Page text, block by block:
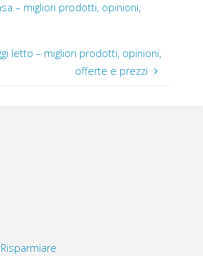
– migliori prodotti, opinioni,
letto – migliori prodotti, opinioni,
offerte e prezzi